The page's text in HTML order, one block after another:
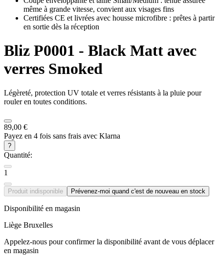
même à grande vitesse, convient aux visages fins
Certifiées CE et livrées avec housse microfibre : prêtes à partir
en sortie dès la réception
Bliz P0001 - Black Matt avec
verres Smoked
Légèreté, protection UV totale et verres résistants à la pluie pour
rouler en toutes conditions.
89,00 €
Payez en 4 fois sans frais avec Klarna
?
Quantité:
1
Produit indisponible Prévenez-moi quand c'est de nouveau en stock
Disponibilité en magasin
Liège Bruxelles
Appelez-nous pour confirmer la disponibilité avant de vous déplacer
en magasin